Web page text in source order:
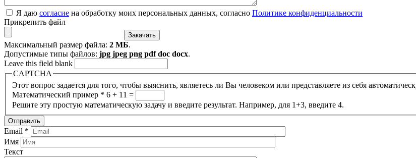
Я даю согласие на обработку моих персональных данных, согласно Политике конфиденциальности
Прикрепить файл
Максимальный размер файла: 2 МБ.
Допустимые типы файлов: jpg jpeg png pdf doc docx.
Leave this field blank
CAPTCHA
Этот вопрос задается для того, чтобы выяснить, являетесь ли Вы человеком или представляете из себя
Математический пример * 6 + 11 =
Решите эту простую математическую задачу и введите результат. Например, для 1+3, введите 4.
Email *
Имя
Текст